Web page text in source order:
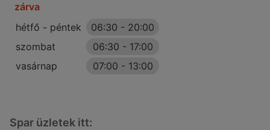
zárva
hétfő - péntek
06:30 - 20:00
szombat
06:30 - 17:00
vasárnap
07:00 - 13:00
Spar üzletek itt: